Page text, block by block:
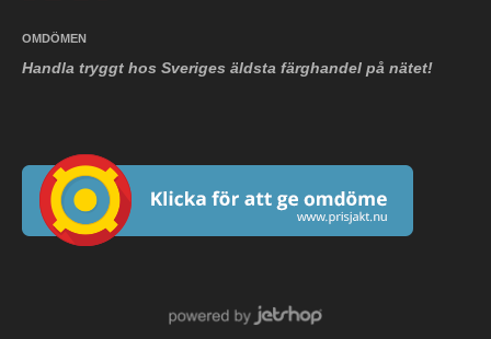
OMDÖMEN
Handla tryggt hos Sveriges äldsta färghandel på nätet!